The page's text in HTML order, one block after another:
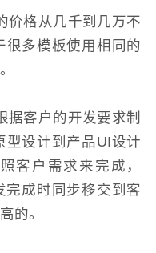
格从几千到几万不
很多模板使用相同的
客户的开发要求制
型设计到产品UI设计
客户需求来完成，
完成时同步移交到客
的。